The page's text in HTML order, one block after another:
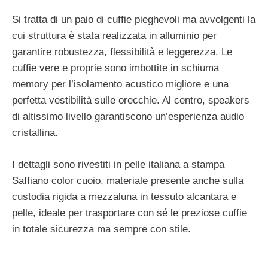
Si tratta di un paio di cuffie pieghevoli ma avvolgenti la
cui struttura è stata realizzata in alluminio per
garantire robustezza, flessibilità e leggerezza. Le
cuffie vere e proprie sono imbottite in schiuma
memory per l’isolamento acustico migliore e una
perfetta vestibilità sulle orecchie. Al centro, speakers
di altissimo livello garantiscono un’esperienza audio
cristallina.
I dettagli sono rivestiti in pelle italiana a stampa
Saffiano color cuoio, materiale presente anche sulla
custodia rigida a mezzaluna in tessuto alcantara e
pelle, ideale per trasportare con sé le preziose cuffie
in totale sicurezza ma sempre con stile.